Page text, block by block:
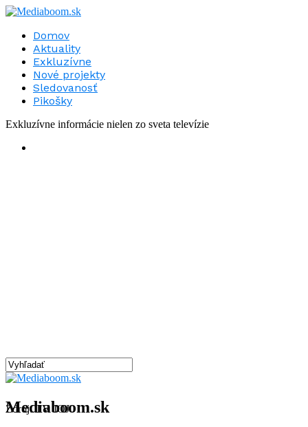
Domov
Aktuality
Exkluzívne
Nové projekty
Sledovanosť
Pikošky
Exkluzívne informácie nielen zo sveta televízie
Mediaboom.sk
Zdroj: TV JOJ